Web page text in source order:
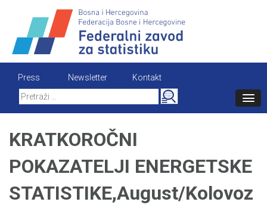
content
Press Newsletter
Kontakt
Search
for:
KRATKOROČNI
POKAZATELJI ENERGETSKE
STATISTIKE,August/Kolovoz